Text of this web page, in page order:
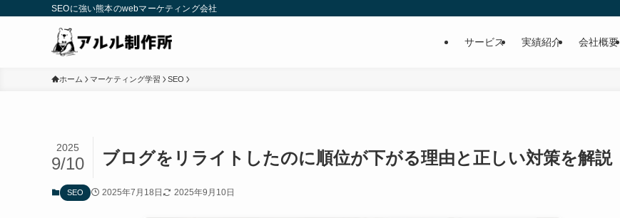
SEOに強い熊本のwebマーケティング会社
サービス 実績紹介 会社概要
ホーム マーケティング学習 SEO
ブログをリライトしたのに順位が下がる理由と正しい対策を解説
2025
9/10
SEO 2025年7月18日 2025年9月10日